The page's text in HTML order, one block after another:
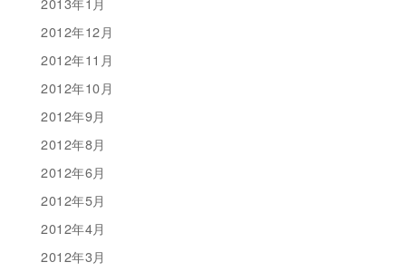
2012年12月
2012年11月
2012年10月
2012年9月
2012年8月
2012年6月
2012年5月
2012年4月
2012年3月